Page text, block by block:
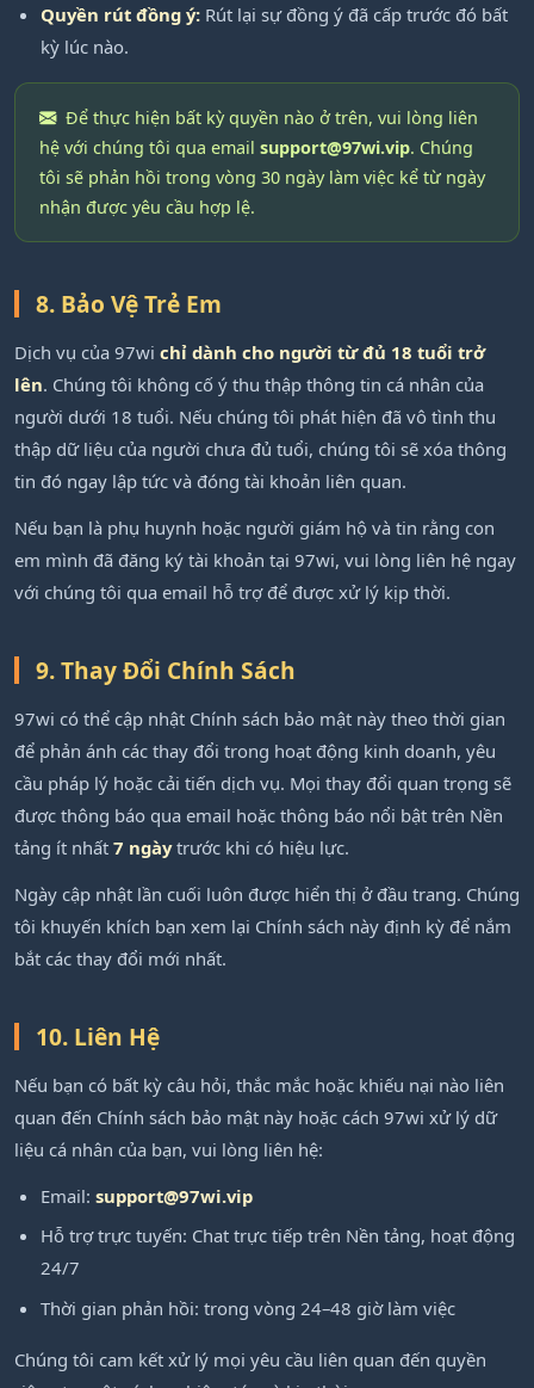
Quyền rút đồng ý: Rút lại sự đồng ý đã cấp trước đó bất
kỳ lúc nào.
Để thực hiện bất kỳ quyền nào ở trên, vui lòng liên
hệ với chúng tôi qua email support@97wi.vip. Chúng
tôi sẽ phản hồi trong vòng 30 ngày làm việc kể từ ngày
nhận được yêu cầu hợp lệ.
8. Bảo Vệ Trẻ Em
Dịch vụ của 97wi chỉ dành cho người từ đủ 18 tuổi trở
lên. Chúng tôi không cố ý thu thập thông tin cá nhân của
người dưới 18 tuổi. Nếu chúng tôi phát hiện đã vô tình thu
thập dữ liệu của người chưa đủ tuổi, chúng tôi sẽ xóa thông
tin đó ngay lập tức và đóng tài khoản liên quan.
Nếu bạn là phụ huynh hoặc người giám hộ và tin rằng con
em mình đã đăng ký tài khoản tại 97wi, vui lòng liên hệ ngay
với chúng tôi qua email hỗ trợ để được xử lý kịp thời.
9. Thay Đổi Chính Sách
97wi có thể cập nhật Chính sách bảo mật này theo thời gian
để phản ánh các thay đổi trong hoạt động kinh doanh, yêu
cầu pháp lý hoặc cải tiến dịch vụ. Mọi thay đổi quan trọng sẽ
được thông báo qua email hoặc thông báo nổi bật trên Nền
tảng ít nhất 7 ngàytrước khi có hiệu lực.
Ngày cập nhật lần cuối luôn được hiển thị ở đầu trang. Chúng
tôi khuyến khích bạn xem lại Chính sách này định kỳ để nắm
bắt các thay đổi mới nhất.
10. Liên Hệ
Nếu bạn có bất kỳ câu hỏi, thắc mắc hoặc khiếu nại nào liên
quan đến Chính sách bảo mật này hoặc cách 97wi xử lý dữ
liệu cá nhân của bạn, vui lòng liên hệ:
Email:support@97wi.vip
Hỗ trợ trực tuyến: Chat trực tiếp trên Nền tảng, hoạt động
24/7
Thời gian phản hồi: trong vòng 24–48 giờ làm việc
Chúng tôi cam kết xử lý mọi yêu cầu liên quan đến quyền